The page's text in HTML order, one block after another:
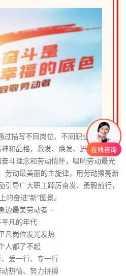
描写不同岗位、不同职业、不同身
和品格，激发、焕发、迸发劳动热
斗理念和劳动情怀，唱响劳动最光
劳动最美丽的主旋律，用劳动擦亮新
导广大职工踔厉奋发、勇毅前行，
的奋进“新”图景。
边最美劳动者 –
凡的年代
凡岗位发光发热
人都了不起
爱一行、专一行
热情、努力拼搏